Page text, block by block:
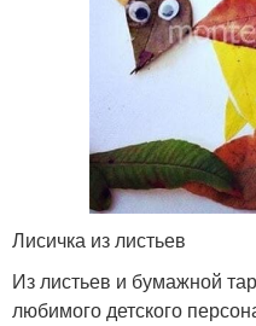
Лисичка из листьев
Из листьев и бумажной
любимого детского